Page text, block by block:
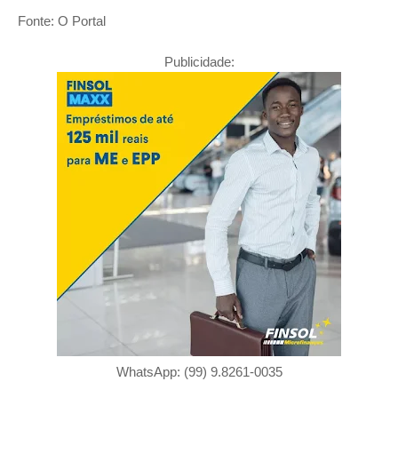
Fonte: O Portal
Publicidade:
WhatsApp: (99) 9.8261-0035